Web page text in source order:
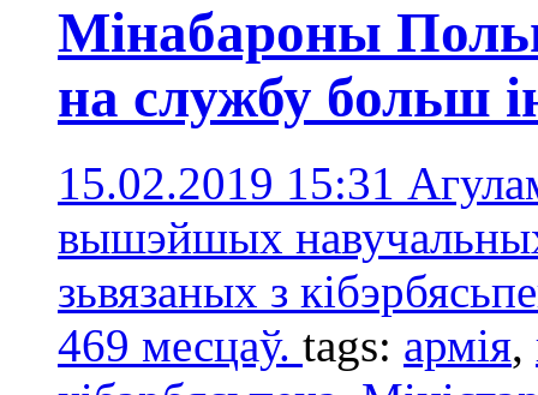
Мінабароны
на службу больш
15.02.2019 15:31
вышэйшых
зьвязаных з
469 месцаў. tags: армія,